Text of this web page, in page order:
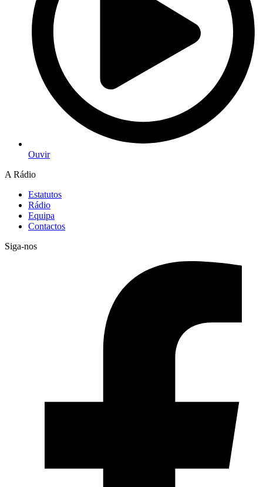
Ouvir
A Rádio
Estatutos
Rádio
Equipa
Contactos
Siga-nos